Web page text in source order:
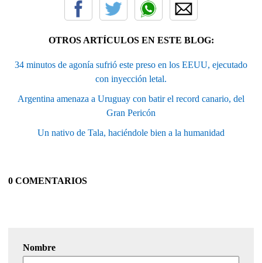
OTROS ARTÍCULOS EN ESTE BLOG:
34 minutos de agonía sufrió este preso en los EEUU, ejecutado
con inyección letal.
Argentina amenaza a Uruguay con batir el record canario, del
Gran Pericón
Un nativo de Tala, haciéndole bien a la humanidad
0 COMENTARIOS
Nombre